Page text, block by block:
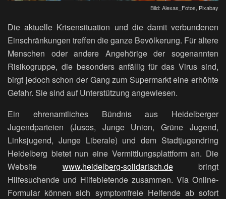
Bild: Alexas_Fotos, Pixabay
Die aktuelle Krisensituation und die damit verbundenen
Einschränkungen treffen die ganze Bevölkerung. Für ältere
Menschen oder andere Angehörige der sogenannten
Risikogruppe, die besonders anfällig für das Virus sind,
birgt jedoch schon der Gang zum Supermarkt eine erhöhte
Gefahr. Sie sind auf Unterstützung angewiesen.
Ein ehrenamtliches Bündnis aus Heidelberger
Jugendparteien (Jusos, Junge Union, Grüne Jugend,
Linksjugend, Junge Liberale) und dem Stadtjugendring
Heidelberg bietet nun eine Vermittlungsplattform an. Die
Website www.heidelberg-solidarisch.debringt
Hilfesuchende und Hilfebietende zusammen. Via Online-
Formular können sich symptomfreie Helfende ab sofort